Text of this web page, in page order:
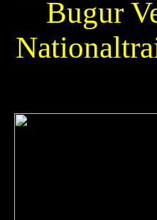
Bugur